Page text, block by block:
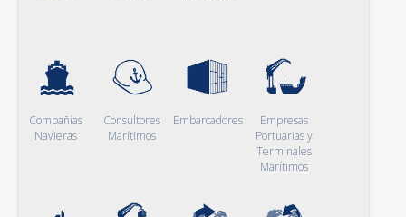
Compañías
Navieras
Consultores
Marítimos
Embarcadores
Empresas
Portuarias y
Terminales
Marítimos